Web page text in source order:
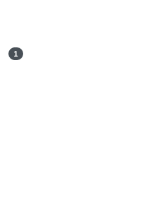
1